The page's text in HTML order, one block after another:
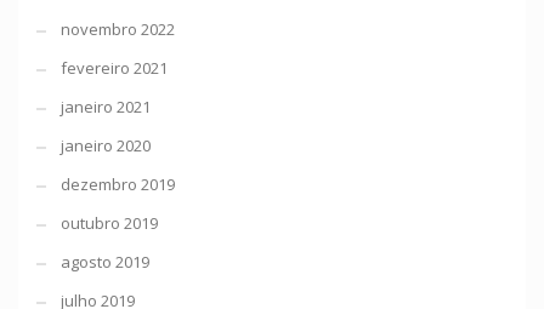
novembro 2022
fevereiro 2021
janeiro 2021
janeiro 2020
dezembro 2019
outubro 2019
agosto 2019
julho 2019